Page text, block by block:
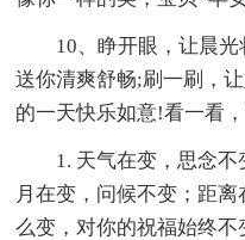
10、睁开眼，让晨
送你清爽舒畅;刷一刷，
的一天快乐如意!看一看
1. 天气在变，思念
月在变，问候不变；距
么变，对你的祝福始终